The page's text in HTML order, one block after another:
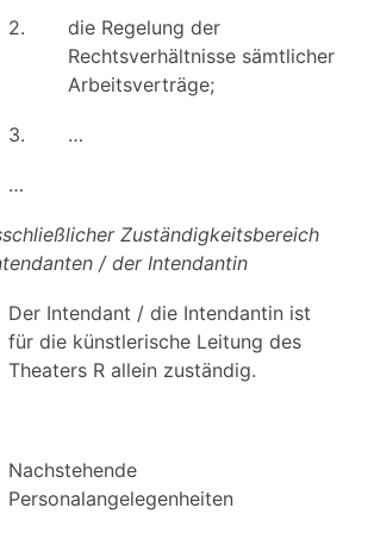
2.
die Regelung der
Rechtsverhältnisse sämtlicher
Arbeitsverträge;
3. …
…
Zuständigkeitsbereich
/ der Intendantin
Der Intendant / die Intendantin ist
für die künstlerische Leitung des
Theaters R allein zuständig.
Nachstehende
Personalangelegenheiten